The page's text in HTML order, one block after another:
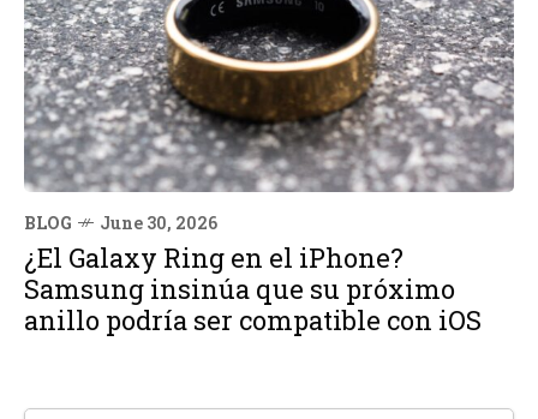
BLOG June 30, 2026
¿El Galaxy Ring en el iPhone?
Samsung insinúa que su próximo
anillo podría ser compatible con iOS